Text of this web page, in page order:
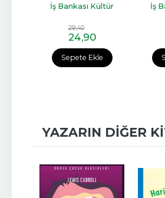
Sepete Ekle
İş Bankası Kültür
29,40
24,90
İş
YAZARIN DIĞER